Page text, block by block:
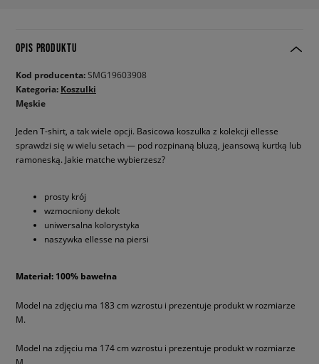
OPIS PRODUKTU
Kod producenta:SMG19603908
Kategoria: Koszulki
Męskie
Jeden T-shirt, a tak wiele opcji. Basicowa koszulka z kolekcji ellesse
sprawdzi się w wielu setach — pod rozpinaną bluzą, jeansową kurtką lub
ramoneską. Jakie matche wybierzesz?
prosty krój
wzmocniony dekolt
uniwersalna kolorystyka
naszywka ellesse na piersi
Materiał: 100% bawełna
Model na zdjęciu ma 183 cm wzrostu i prezentuje produkt w rozmiarze
M.
Model na zdjęciu ma 174 cm wzrostu i prezentuje produkt w rozmiarze